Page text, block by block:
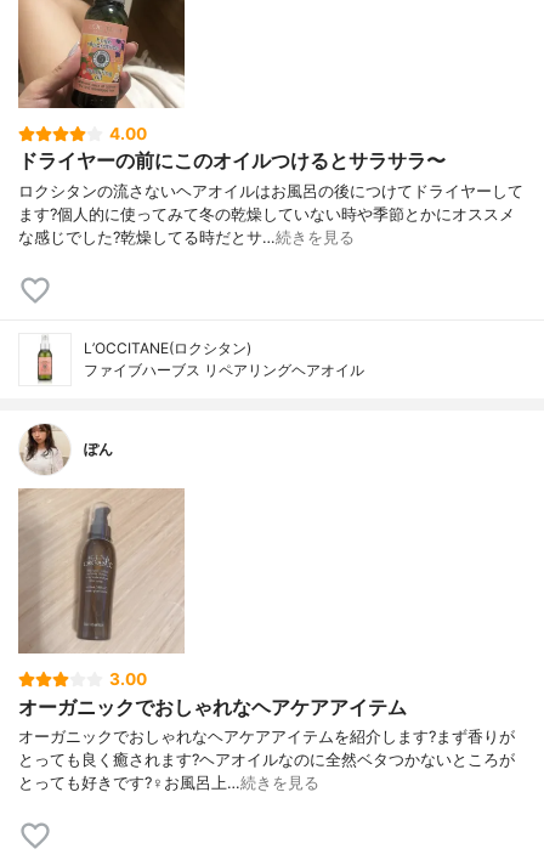
4.00
ドライヤーの前にこのオイルつけるとサラサラ〜
ロクシタンの流さないヘアオイルはお風呂の後につけてドライヤーして
ます?個人的に使ってみて冬の乾燥していない時や季節とかにオススメ
な感じでした?乾燥してる時だとサ…続きを見る
L’OCCITANE(ロクシタン)
ファイブハーブス リペアリングヘアオイル
ぽん
3.00
オーガニックでおしゃれなヘアケアアイテム
オーガニックでおしゃれなヘアケアアイテムを紹介します?まず香りが
とっても良く癒されます?ヘアオイルなのに全然ベタつかないところが
とっても好きです?‍♀️お風呂上…続きを見る